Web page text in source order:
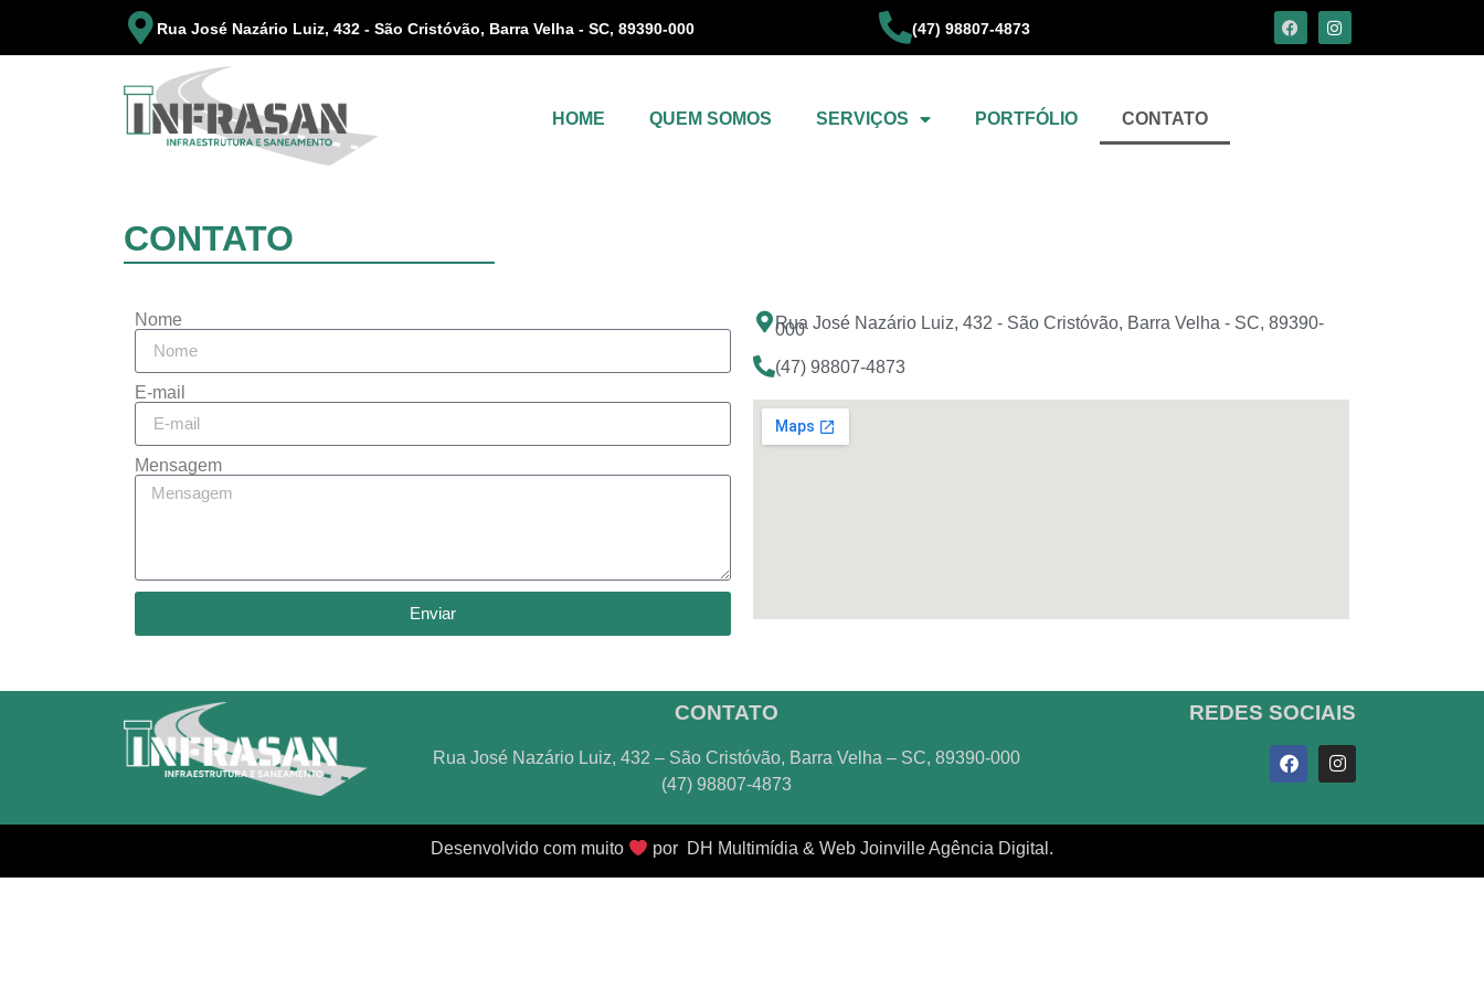
Rua José Nazário Luiz, 432 - São Cristóvão, Barra Velha - SC, 89390-000 (47) 98807-4873
HOME QUEM SOMOS SERVIÇOS PORTFÓLIO CONTATO
CONTATO
Nome
E-mail
Mensagem
Enviar
Rua José Nazário Luiz, 432 - São Cristóvão, Barra Velha - SC, 89390-
000
(47) 98807-4873
CONTATO
Rua José Nazário Luiz, 432 – São Cristóvão, Barra Velha – SC, 89390-000
(47) 98807-4873
REDES SOCIAIS
Desenvolvido com muito por DH Multimídia & Web Joinville Agência Digital.